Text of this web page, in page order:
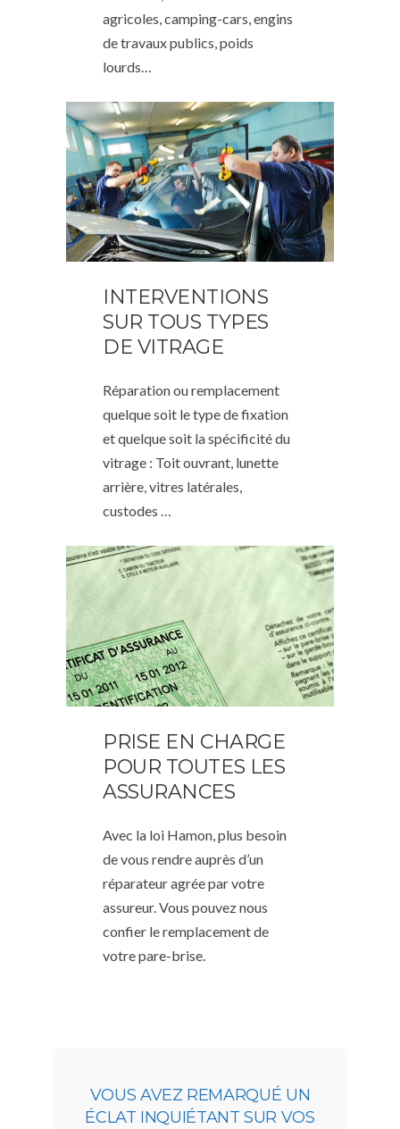
agricoles, camping-cars, engins
de travaux publics, poids
lourds…
INTERVENTIONS
SUR TOUS TYPES
DE VITRAGE
Réparation ou remplacement
quelque soit le type de fixation
et quelque soit la spécificité du
vitrage : Toit ouvrant, lunette
arrière, vitres latérales,
custodes …
PRISE EN CHARGE
POUR TOUTES LES
ASSURANCES
Avec la loi Hamon, plus besoin
de vous rendre auprès d’un
réparateur agrée par votre
assureur. Vous pouvez nous
confier le remplacement de
votre pare-brise.
VOUS AVEZ REMARQUÉ UN
ÉCLAT INQUIÉTANT SUR VOS